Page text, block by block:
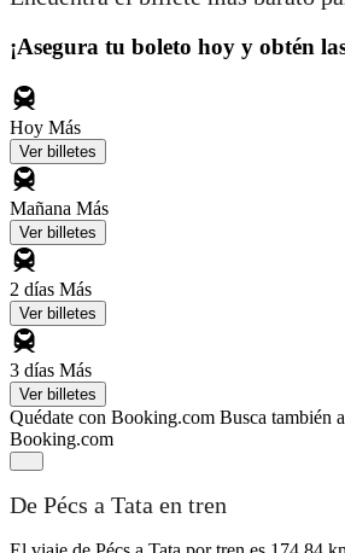
¡Asegura tu boleto hoy y obtén
Hoy Más
Ver billetes
Mañana Más
Ver billetes
2 días Más
Ver billetes
3 días Más
Ver billetes
Quédate con Booking.com Busca también
Booking.com
De Pécs a Tata en tren